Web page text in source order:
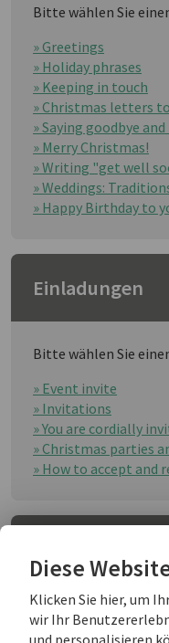
Diese
Klicken Sie hier, um
wir Ihr
und personalisieren
Bitte wählen Sie
» Greetings
» Holiday phrases
» Keeping in touch
» Christmas letters
» Saying goodbye
» Merry Christmas!
» Writing "get well
» Weddings:
» Happy Birthday to
Einladungen
Bitte wählen Sie
» Event invite
» Invitations
» You are cordially
» Christmas parties
» How to accept and
Bitte wählen Sie